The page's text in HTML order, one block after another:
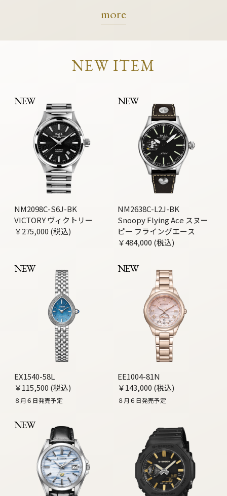
more
NEW ITEM
NEW
NM2098C-S6J-BK
VICTORY ヴィクトリー
￥275,000 (税込)
NEW
NM2638C-L2J-BK
Snoopy Flying Ace スヌー
ピー フライングエース
￥484,000 (税込)
NEW
EX1540-58L
￥115,500 (税込)
８月６日発売予定
NEW
EE1004-81N
￥143,000 (税込)
８月６日発売予定
NEW